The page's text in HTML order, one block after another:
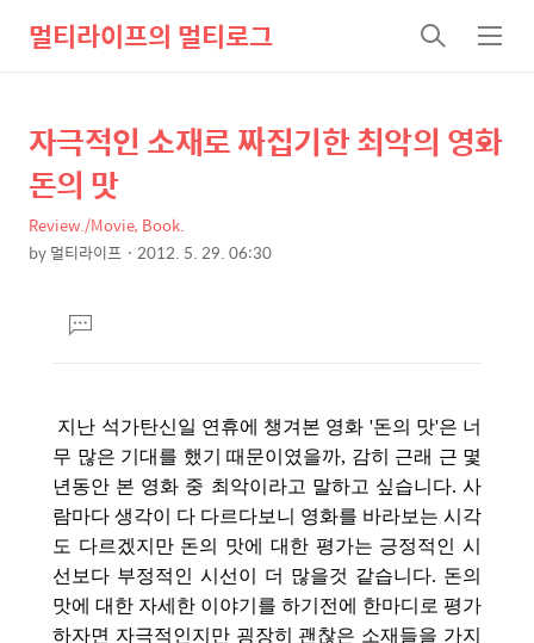
멀티라이프의 멀티로그
검
색
메
뉴
상
세
컨
텐
본
제
목
자극적인 소재로 짜집기한 최악의 영화
돈의 맛
Review./Movie, Book.
by멀티라이프 2012. 5. 29. 06:30
댓
글
지난 석가탄신일 연휴에 챙겨본 영화 '돈의 맛'은 너
무 많은 기대를 했기 때문이였을까, 감히 근래 근 몇
년동안 본 영화 중 최악이라고 말하고 싶습니다. 사
람마다 생각이 다 다르다보니 영화를 바라보는 시각
도 다르겠지만 돈의 맛에 대한 평가는 긍정적인 시
선보다 부정적인 시선이 더 많을것 같습니다. 돈의
맛에 대한 자세한 이야기를 하기전에 한마디로 평가
하자면 자극적인지만 굉장히 괜찮은 소재들을 가지